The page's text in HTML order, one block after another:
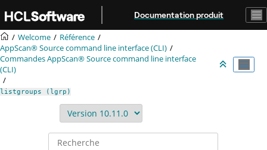
Aller au contenu principal
Documentation produit
Welcome
Référence
AppScan® Source command line interface (CLI)
CommandesAppScan® Source command line interface
(CLI)
listgroups (lgrp)